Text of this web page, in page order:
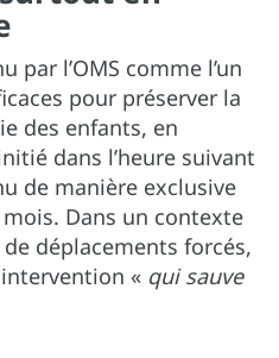
par l’OMS comme l’un
pour préserver la
des enfants, en
dans l’heure suivant
de manière exclusive
Dans un contexte
déplacements forcés,
« qui sauve